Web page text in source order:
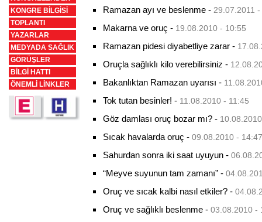
KONGRE BİLGİSİ
TOPLANTI
YAZARLAR
MEDYADA SAĞLIK
GÖRÜŞLER
BİLGİ HATTI
ÖNEMLİ LİNKLER
Ramazan ayı ve beslenme - 29.07.2011
Makarna ve oruç - 19.08.2010 - 10:55
Ramazan pidesi diyabetliye zarar -
Oruçla sağlıklı kilo verebilirsiniz -
Bakanlıktan Ramazan uyarısı -
Tok tutan besinler! - 11.08.2010 - 11:45
Göz damlası oruç bozar mı? -
Sıcak havalarda oruç - 09.08.2010 - 14:47
Sahurdan sonra iki saat uyuyun -
“Meyve suyunun tam zamanı” -
Oruç ve sıcak kalbi nasıl etkiler? -
Oruç ve sağlıklı beslenme - 03.08.2010 -